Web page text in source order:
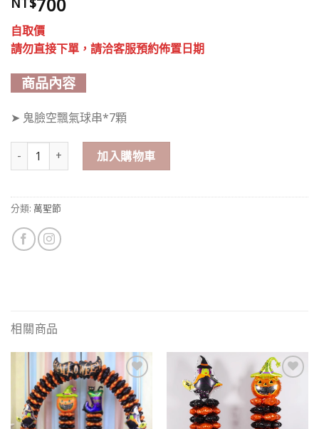
700
自取價
請勿直接下單，請洽客服預約佈置日期
商品內容
➤ 鬼臉空飄氣球串*7顆
萬聖節｜鬼臉空飄氣球串（7顆） 數量
加入購物車
分類: 萬聖節
相關商品
Add to
wishlist
Add to
wishlist